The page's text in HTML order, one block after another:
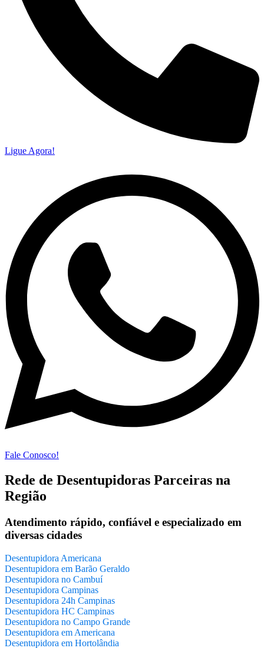
Ligue Agora!
Fale Conosco!
Rede de Desentupidoras Parceiras na
Região
Atendimento rápido, confiável e especializado em
diversas cidades
Desentupidora Americana
Desentupidora em Barão Geraldo
Desentupidora no Cambuí
Desentupidora Campinas
Desentupidora 24h Campinas
Desentupidora HC Campinas
Desentupidora no Campo Grande
Desentupidora em Americana
Desentupidora em Hortolândia